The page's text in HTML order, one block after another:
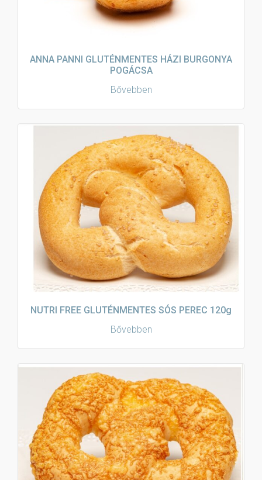
ANNA PANNI GLUTÉNMENTES HÁZI BURGONYA
POGÁCSA
Bővebben
NUTRI FREE GLUTÉNMENTES SÓS PEREC 120g
Bővebben